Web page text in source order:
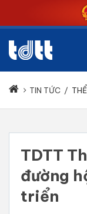
TIN TỨC /
TDTT
đường
triển